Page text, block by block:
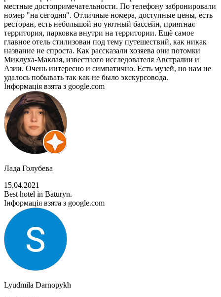
местные достопримечательности. По телефону забронировали
номер "на сегодня". Отличные номера, доступные цены, есть
ресторан, есть небольшой но уютный бассейн, приятная
территория, парковка внутри на территории. Ещё самое
главное отель стилизован под тему путешествий, как никак
название не спроста. Как рассказали хозяева они потомки
Миклуха-Маклая, известного исследователя Австралии и
Азии. Очень интересно и симпатично. Есть музей, но нам не
удалось побывать так как не было экскурсовода.
Інформація взята з google.com
Лада Голубева
15.04.2021
Best hotel in Baturyn.
Інформація взята з google.com
Lyudmila Darnopykh